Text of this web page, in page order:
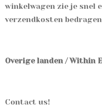
winkelwagen zie je snel
verzendkosten
Overige landen / Within
Contact us!